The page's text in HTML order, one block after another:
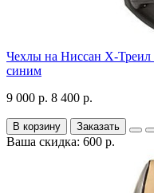
Чехлы на Ниссан Х-Треил
синим
9 000 р. 8 400 р.
В корзину Заказать
Ваша скидка: 600 р.